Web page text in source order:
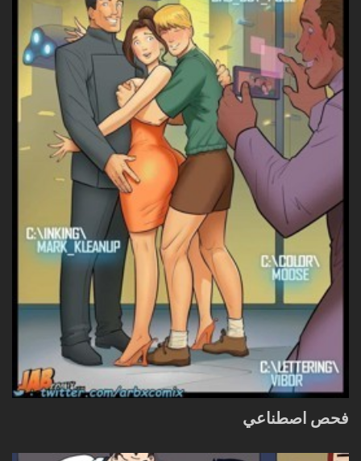
فحص اصطناعي